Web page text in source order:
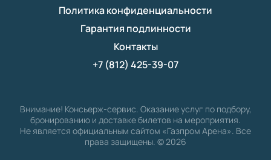
Политика конфиденциальности
Гарантия подлинности
Контакты
+7 (812) 425-39-07
Внимание! Консьерж-сервис. Оказание услуг по подбору,
бронированию и доставке билетов на мероприятия.
Не является официальным сайтом «Газпром Арена». Все
права защищены. ©2026